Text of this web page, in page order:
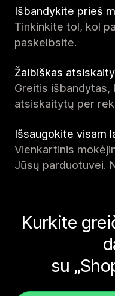
Išbandykite prieš
Tinkinkite tol, kol
paskelbsite.
Žaibiškas
Greitis išbandytas,
atsiskaitytų per
Išsaugokite visam
Vienkartinis
Jūsų parduotuvei.
Kurkite
su